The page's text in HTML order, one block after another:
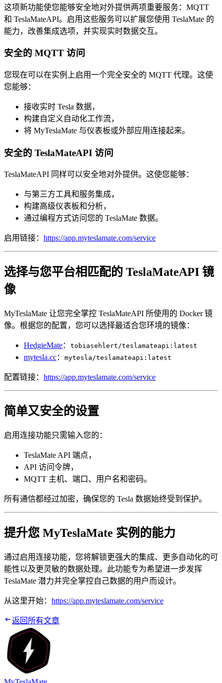
这项新功能使您能够安全地对外提供两项重要服务：MQTT
和 TeslaMateAPI。启用这些服务可以扩展您使用 TeslaMate 的
能力，改善集成选项，并实现实时数据交互。
安全的 MQTT 访问
您现在可以在实例上启用一个完全安全的 MQTT 代理。这使
您能够：
接收实时 Tesla 数据，
构建自定义自动化工作流，
将 MyTeslaMate 与仪表板或外部应用连接起来。
安全的 TeslaMateAPI 访问
TeslaMateAPI 同样可以安全地对外提供。这使您能够：
与第三方工具和服务集成，
构建高级仪表板和分析，
通过编程方式访问您的 TeslaMate 数据。
启用链接： https://app.myteslamate.com/service
选择与您平台相匹配的 TeslaMateAPI 镜
像
MyTeslaMate 让您完全掌控 TeslaMateAPI 所使用的 Docker 镜
像。根据您的配置，您可以选择最适合您环境的镜像：
HedgieMate： tobiasehlert/teslamateapi:latest
mytesla.cc： mytesla/teslamateapi:latest
配置链接： https://app.myteslamate.com/service
简单又安全的设置
启用连接功能只需输入您的：
TeslaMate API 端点，
API 访问令牌，
MQTT 主机、端口、用户名和密码。
所有通信都经过加密，确保您的 Tesla 数据始终受到保护。
提升您 MyTeslaMate 实例的能力
通过启用连接功能，您将解锁更强大的集成、更多自动化的可
能性以及更灵敏的数据处理。此功能专为希望进一步发挥
TeslaMate 潜力并完全掌控自己数据的用户而设计。
从这里开始： https://app.myteslamate.com/service
返回所有文章